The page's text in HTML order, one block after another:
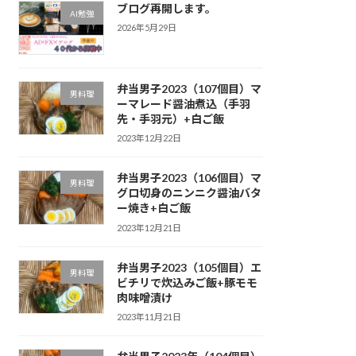
AI勉強 ブログ再開します。
2026年5月29日
男料理
弁当男子2023（107個目）マ
ーマレード醤油煮込（手羽
先・手羽元）+白ご飯
2023年12月22日
男料理
弁当男子2023（106個目）マ
グロ切身のニンニク醤油バタ
ー焼き+白ご飯
2023年12月21日
男料理
弁当男子2023（105個目）エ
ビチリで炊込みご飯+豚モモ
肉味噌漬け
2023年11月21日